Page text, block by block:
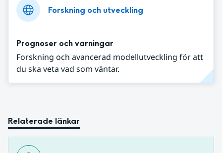
Forskning och utveckling
Prognoser och varningar
Forskning och avancerad modellutveckling för att
du ska veta vad som väntar.
Relaterade länkar